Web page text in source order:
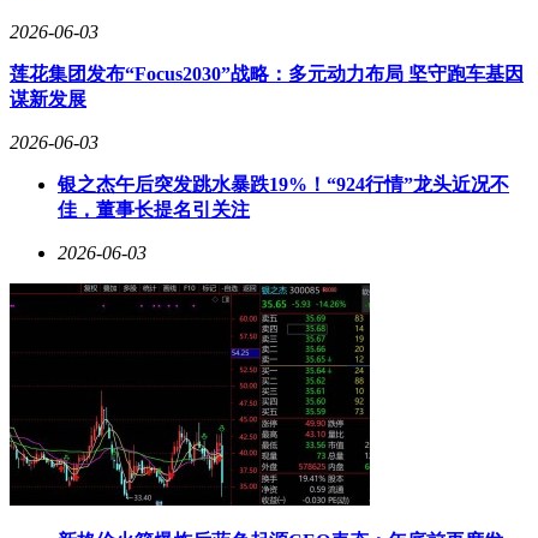
2026-06-03
莲花集团发布“Focus2030”战略：多元动力布局 坚守跑车基因
谋新发展
2026-06-03
银之杰午后突发跳水暴跌19%！“924行情”龙头近况不
佳，董事长提名引关注
2026-06-03